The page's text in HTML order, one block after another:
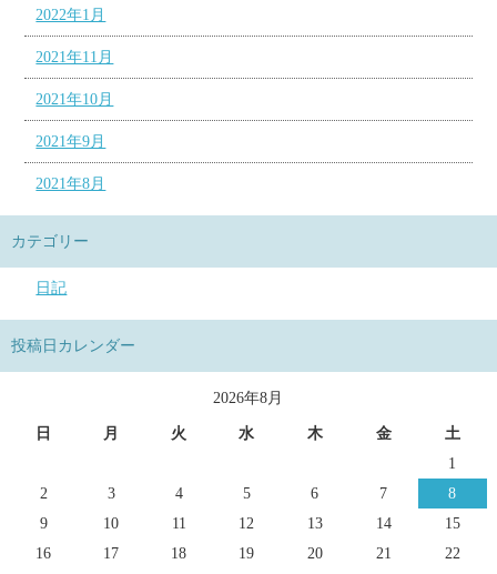
2022年1月
2021年11月
2021年10月
2021年9月
2021年8月
カテゴリー
日記
投稿日カレンダー
2026年8月
日 月 火 水 木 金
土
1
2
3 4 5 6 7
8
9
10 11 12 13 14
15
16
17 18 19 20 21 22